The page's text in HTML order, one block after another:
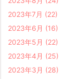
2023年7月 (22)
2023年6月 (16)
2023年5月 (22)
2023年4月 (25)
2023年3月 (28)